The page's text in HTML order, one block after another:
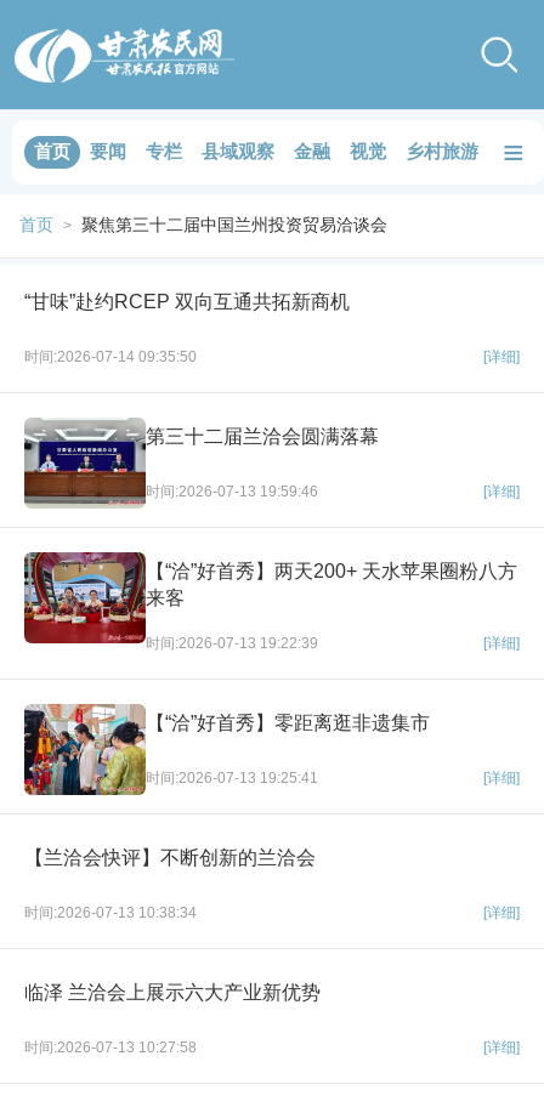
首页 要闻 专栏 县域观察 金融 视觉 乡村旅游 品鉴
≡
首页 > 聚焦第三十二届中国兰州投资贸易洽谈会
“甘味”赴约RCEP 双向互通共拓新商机
时间:2026-07-14 09:35:50 [详细]
第三十二届兰洽会圆满落幕
时间:2026-07-13 19:59:46 [详细]
【“洽”好首秀】两天200+ 天水苹果圈粉八方
来客
时间:2026-07-13 19:22:39 [详细]
【“洽”好首秀】零距离逛非遗集市
时间:2026-07-13 19:25:41 [详细]
【兰洽会快评】不断创新的兰洽会
时间:2026-07-13 10:38:34 [详细]
临泽 兰洽会上展示六大产业新优势
时间:2026-07-13 10:27:58 [详细]